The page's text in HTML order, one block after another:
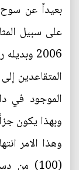
بعيداً عن سوح
المتقاعدين
الموجود في
وبهذا يكون